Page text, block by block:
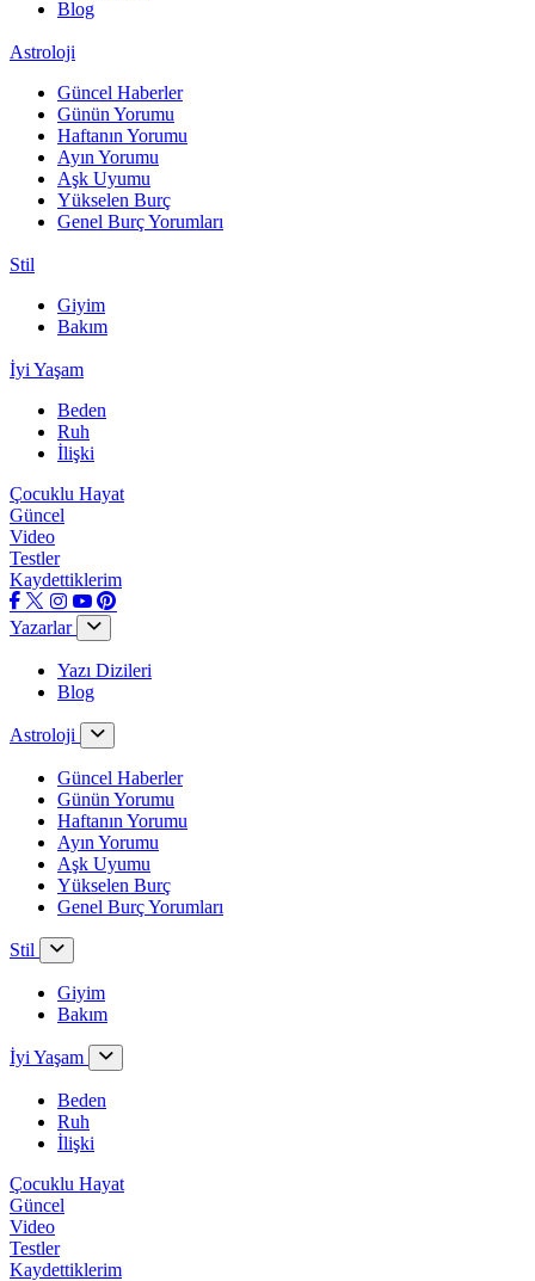
Blog
Astroloji
Güncel Haberler
Günün Yorumu
Haftanın Yorumu
Ayın Yorumu
Aşk Uyumu
Yükselen Burç
Genel Burç Yorumları
Stil
Giyim
Bakım
İyi Yaşam
Beden
Ruh
İlişki
Çocuklu Hayat
Güncel
Video
Testler
Kaydettiklerim
Yazarlar
Yazı Dizileri
Blog
Astroloji
Güncel Haberler
Günün Yorumu
Haftanın Yorumu
Ayın Yorumu
Aşk Uyumu
Yükselen Burç
Genel Burç Yorumları
Stil
Giyim
Bakım
İyi Yaşam
Beden
Ruh
İlişki
Çocuklu Hayat
Güncel
Video
Testler
Kaydettiklerim